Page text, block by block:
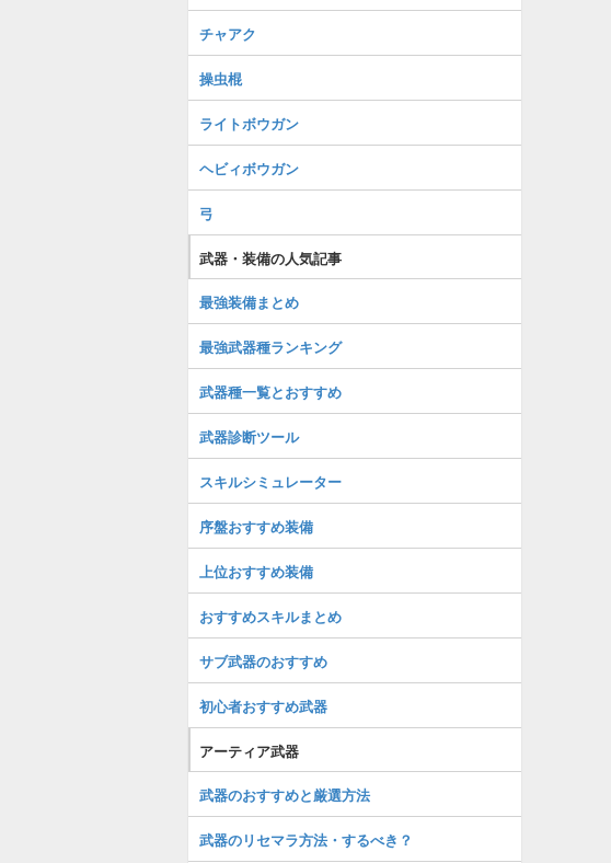
チャアク
操虫棍
ライトボウガン
ヘビィボウガン
弓
武器・装備の人気記事
最強装備まとめ
最強武器種ランキング
武器種一覧とおすすめ
武器診断ツール
スキルシミュレーター
序盤おすすめ装備
上位おすすめ装備
おすすめスキルまとめ
サブ武器のおすすめ
初心者おすすめ武器
アーティア武器
武器のおすすめと厳選方法
武器のリセマラ方法・するべき？